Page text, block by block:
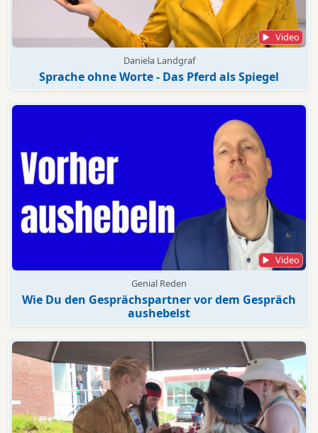
Video
Daniela Landgraf
Sprache ohne Worte - Das Pferd als Spiegel
Video
Genial Reden
Wie Du den Gesprächspartner vor dem Gespräch
aushebelst